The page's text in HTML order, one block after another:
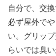
自分で、交
必ず屋外で
い。グリッ
らいでは臭